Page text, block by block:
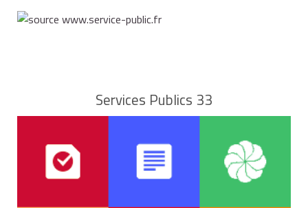
Services Publics 33